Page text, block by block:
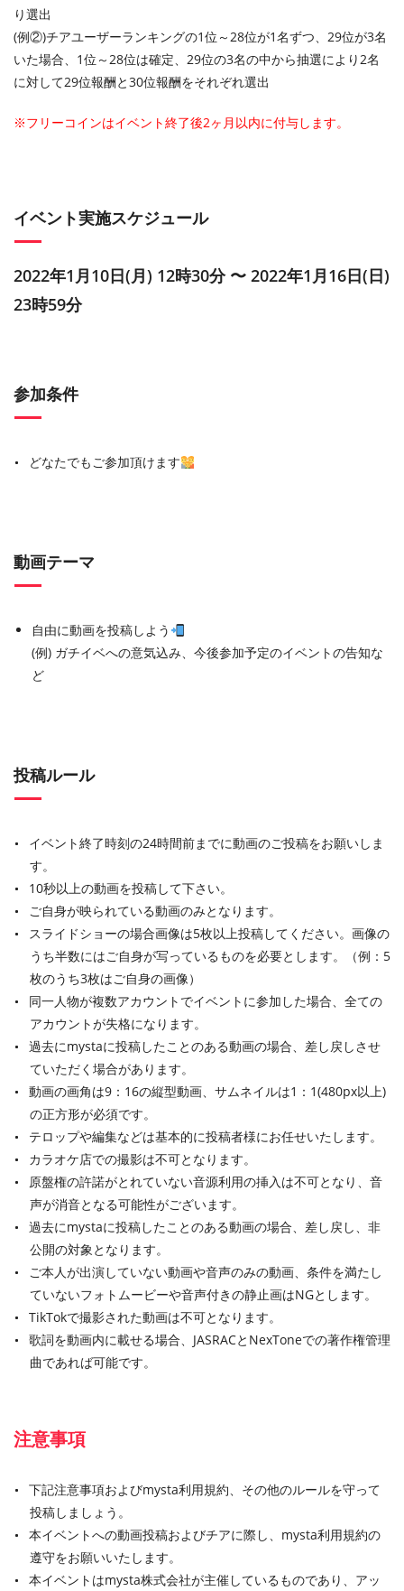
り選出
(例②)チアユーザーランキングの1位～28位が1名ずつ、29位が3名
いた場合、1位～28位は確定、29位の3名の中から抽選により2名
に対して29位報酬と30位報酬をそれぞれ選出
※フリーコインはイベント終了後2ヶ月以内に付与します。
イベント実施スケジュール
2022年1月10日(月) 12時30分 〜 2022年1月16日(日)
23時59分
参加条件
どなたでもご参加頂けます
動画テーマ
自由に動画を投稿しよう
(例) ガチイベへの意気込み、今後参加予定のイベントの告知な
ど
投稿ルール
イベント終了時刻の24時間前までに動画のご投稿をお願いしま
す。
10秒以上の動画を投稿して下さい。
ご自身が映られている動画のみとなります。
スライドショーの場合画像は5枚以上投稿してください。画像の
うち半数にはご自身が写っているものを必要とします。（例：5
枚のうち3枚はご自身の画像）
同一人物が複数アカウントでイベントに参加した場合、全ての
アカウントが失格になります。
過去にmystaに投稿したことのある動画の場合、差し戻しさせ
ていただく場合があります。
動画の画角は9：16の縦型動画、サムネイルは1：1(480px以上)
の正方形が必須です。
テロップや編集などは基本的に投稿者様にお任せいたします。
カラオケ店での撮影は不可となります。
原盤権の許諾がとれていない音源利用の挿入は不可となり、音
声が消音となる可能性がございます。
過去にmystaに投稿したことのある動画の場合、差し戻し、非
公開の対象となります。
ご本人が出演していない動画や音声のみの動画、条件を満たし
ていないフォトムービーや音声付きの静止画はNGとします。
TikTokで撮影された動画は不可となります。
歌詞を動画内に載せる場合、JASRACとNexToneでの著作権管理
曲であれば可能です。
注意事項
下記注意事項およびmysta利用規約、その他のルールを守って
投稿しましょう。
本イベントへの動画投稿およびチアに際し、mysta利用規約の
遵守をお願いいたします。
本イベントはmysta株式会社が主催しているものであり、アッ